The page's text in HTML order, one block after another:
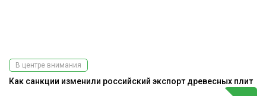
В центре внимания
Как санкции изменили российский экспорт древесных плит